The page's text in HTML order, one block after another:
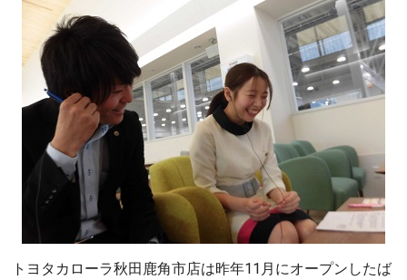
k
トヨタカローラ秋田鹿角市店は昨年11月にオープンしたば